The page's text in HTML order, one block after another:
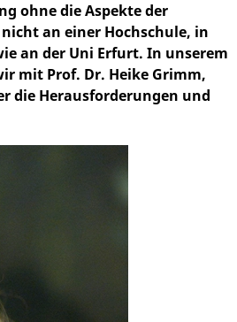
ohne die Aspekte der
an einer Hochschule, in
an der Uni Erfurt. In unserem
mit Prof. Dr. Heike Grimm,
die Herausforderungen und